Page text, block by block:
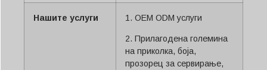
Нашите услуги 1. OEM ODM услуги
2. Прилагодена големина
на приколка, боја,
прозорец за сервирање,